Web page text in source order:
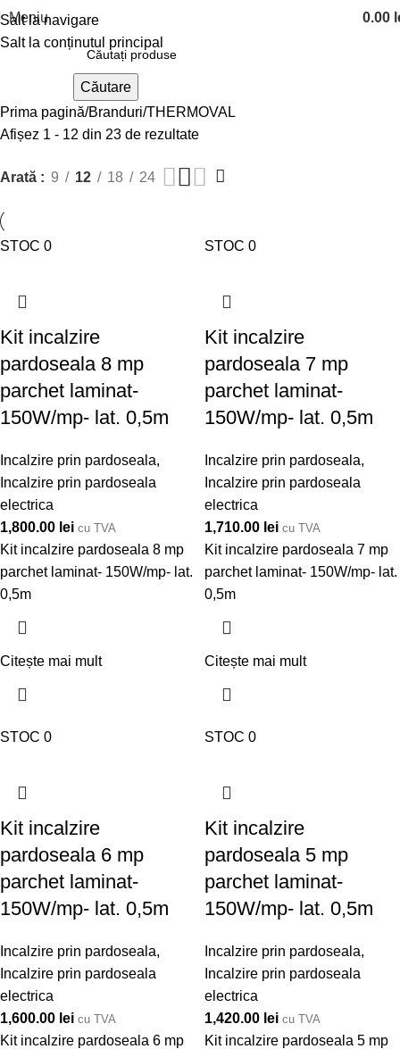
Salt la navigare
Salt la conținutul principal
Meniu 0.00
Căutare
Prima pagină Branduri THERMOVAL
Afișez 1 - 12 din 23 de rezultate
Arată 9 12 18 24
STOC 0
Kit incalzire
pardoseala 8 mp
parchet laminat-
150W/mp- lat. 0,5m
Incalzire prin pardoseala,
Incalzire prin pardoseala
electrica
1,800.00 lei cu TVA
Kit incalzire pardoseala 8 mp
parchet laminat- 150W/mp- lat.
0,5m
Citește mai mult
STOC 0
Kit incalzire
pardoseala 7 mp
parchet laminat-
150W/mp- lat. 0,5m
Incalzire prin pardoseala,
Incalzire prin pardoseala
electrica
1,710.00 lei cu TVA
Kit incalzire pardoseala 7 mp
parchet laminat- 150W/mp- lat.
0,5m
Citește mai mult
STOC 0
Kit incalzire
pardoseala 6 mp
parchet laminat-
150W/mp- lat. 0,5m
Incalzire prin pardoseala,
Incalzire prin pardoseala
electrica
1,600.00 lei cu TVA
Kit incalzire pardoseala 6 mp
STOC 0
Kit incalzire
pardoseala 5 mp
parchet laminat-
150W/mp- lat. 0,5m
Incalzire prin pardoseala,
Incalzire prin pardoseala
electrica
1,420.00 lei cu TVA
Kit incalzire pardoseala 5 mp